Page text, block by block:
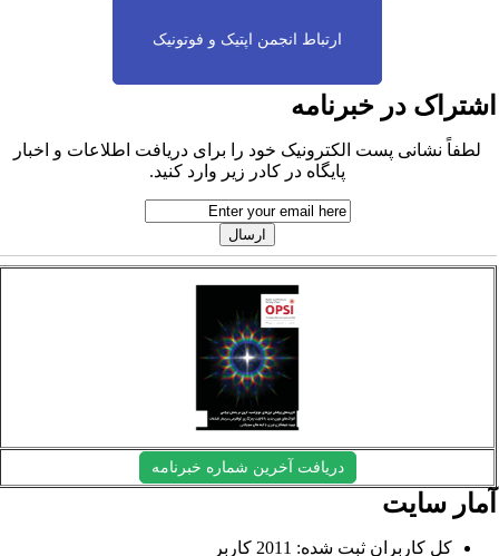
ارتباط انجمن اپتیک و فوتونیک
در خبرنامه
لطفاً نشانی پست الکترونیک خود را برای دریافت اطلاعات و اخبار
پایگاه در کادر زیر وارد کنید.
دریافت آخرین شماره خبرنامه
سایت
کل کاربران ثبت شده: 2011 کاربر